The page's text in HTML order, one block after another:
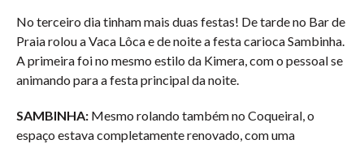
No terceiro dia tinham mais duas festas! De tarde no Bar de
Praia rolou a Vaca Lôca e de noite a festa carioca Sambinha.
A primeira foi no mesmo estilo da Kimera, com o pessoal se
animando para a festa principal da noite.
SAMBINHA: Mesmo rolando também no Coqueiral, o
espaço estava completamente renovado, com uma